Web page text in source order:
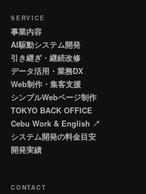
SERVICE
事業内容
AI駆動システム開発
引き継ぎ・継続改修
データ活用・業務DX
Web制作・集客支援
シンプルWebページ制作
TOKYO BACK OFFICE
Cebu Work & English ↗
システム開発の料金目安
開発実績
CONTACT